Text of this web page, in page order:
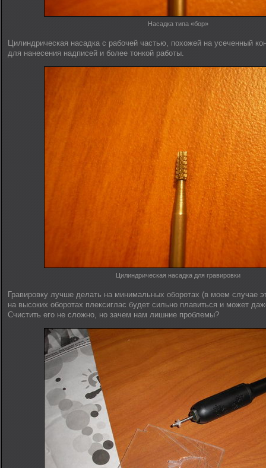
Насадка типа «бор»
Цилиндрическая насадка c рабочей частью, похожей на усеченный
для нанесения надписей и более тонкой работы.
Цилиндрическая насадка для гравировки
Гравировку лучше делать на минимальных оборотах (в моем случае
на высоких оборотах плексиглас будет сильно плавиться и может
Счистить его не сложно, но зачем нам лишние проблемы?